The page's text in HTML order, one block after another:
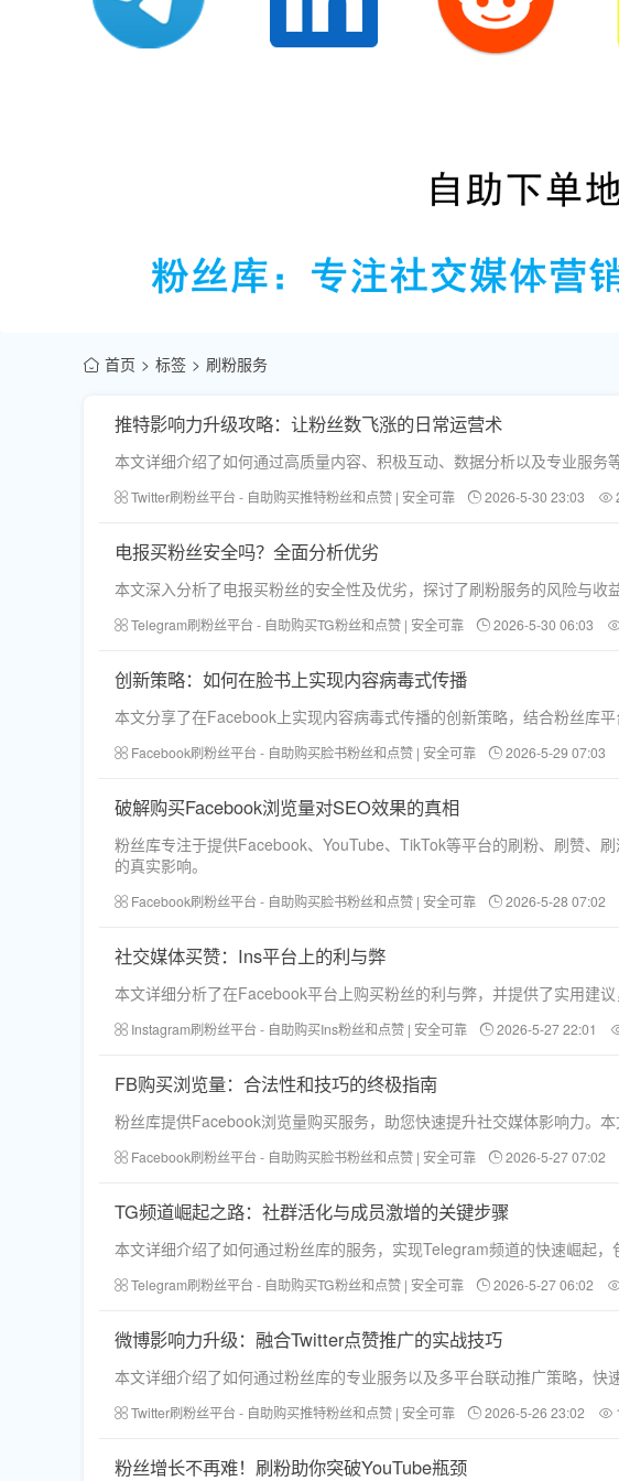
首页 标签 刷粉服务
推特影响力升级攻略：让粉丝数飞涨的日常运营术
本文详细介绍了如何通过高质量内容、积极互动、数据分析以及专业服务
Twitter刷粉丝平台 - 自助购买推特粉丝和点赞 | 安全可靠 2026-5-30 23:03
电报买粉丝安全吗？全面分析优劣
本文深入分析了电报买粉丝的安全性及优劣，探讨了刷粉服务的风险与收
Telegram刷粉丝平台 - 自助购买TG粉丝和点赞 | 安全可靠 2026-5-30 06:03
创新策略：如何在脸书上实现内容病毒式传播
本文分享了在Facebook上实现内容病毒式传播的创新策略，结合粉丝库
Facebook刷粉丝平台 - 自助购买脸书粉丝和点赞 | 安全可靠 2026-5-29 07:03
破解购买Facebook浏览量对SEO效果的真相
粉丝库专注于提供Facebook、YouTube、TikTok等平台的刷粉、刷赞、
的真实影响。
Facebook刷粉丝平台 - 自助购买脸书粉丝和点赞 | 安全可靠 2026-5-28 07:02
社交媒体买赞：Ins平台上的利与弊
本文详细分析了在Facebook平台上购买粉丝的利与弊，并提供了实用建议
Instagram刷粉丝平台 - 自助购买Ins粉丝和点赞 | 安全可靠 2026-5-27 22:01
FB购买浏览量：合法性和技巧的终极指南
粉丝库提供Facebook浏览量购买服务，助您快速提升社交媒体影响力。
Facebook刷粉丝平台 - 自助购买脸书粉丝和点赞 | 安全可靠 2026-5-27 07:02
TG频道崛起之路：社群活化与成员激增的关键步骤
本文详细介绍了如何通过粉丝库的服务，实现Telegram频道的快速崛起
Telegram刷粉丝平台 - 自助购买TG粉丝和点赞 | 安全可靠 2026-5-27 06:02
微博影响力升级：融合Twitter点赞推广的实战技巧
本文详细介绍了如何通过粉丝库的专业服务以及多平台联动推广策略，快
Twitter刷粉丝平台 - 自助购买推特粉丝和点赞 | 安全可靠 2026-5-26 23:02
粉丝增长不再难！刷粉助你突破YouTube瓶颈